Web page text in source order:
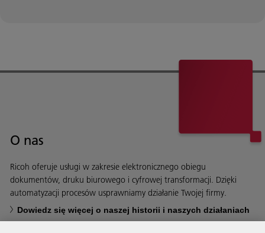
O nas
Ricoh oferuje usługi w zakresie elektronicznego obiegu
dokumentów, druku biurowego i cyfrowej transformacji. Dzięki
automatyzacji procesów usprawniamy działanie Twojej firmy.
Dowiedz się więcej o naszej historii i naszych działaniach